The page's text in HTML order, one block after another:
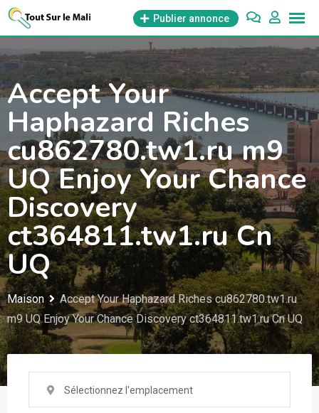
Aller
Publier annonce
Accept Your
Haphazard Riches
cu862780.tw1.ru m9
UQ Enjoy Your Chance
Discovery
ct364811.tw1.ru Cn
UQ
Maison
Accept Your Haphazard Riches cu862780.tw1.ru
m9 UQ Enjoy Your Chance Discovery ct364811.tw1.ru Cn UQ
Sélectionnez l'emplacement